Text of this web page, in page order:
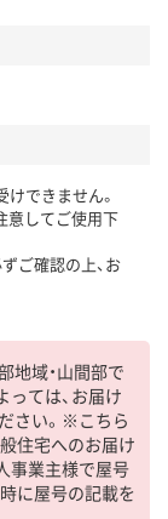
けできません。
意してご使用下
ずご確認の上、お
地域・山間部で
ては、お届け
さい。※こちら
住宅へのお届け
事業主様で屋号
に屋号の記載を